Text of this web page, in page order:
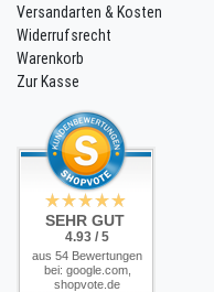
Versandarten & Kosten
Widerrufsrecht
Warenkorb
Zur Kasse
SEHR GUT
4.93 / 5
aus 54 Bewertungen
bei: google.com,
shopvote.de